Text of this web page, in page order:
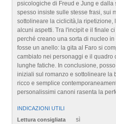
psicologiche di Freud e Jung e dalla
spesso insiste sulle stesse frasi, sui
sottolineare la ciclicità,la ripetizione,
alcuni aspetti. Tra l'incipit e il finale
perché creano una sorta di nucleo
fosse un anello: la gita al Faro si
cambiato nei personaggi e il quadro
lunghe fatiche. In conclusione,
iniziali sul romanzo e sottolineare la
ricco e semplice
personalissimi canoni rasenta la
INDICAZIONI UTILI
Lettura consigliata
sì